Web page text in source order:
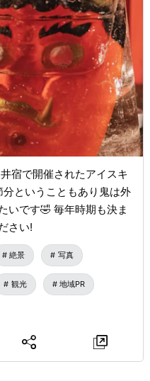
ということもあり鬼は外
いです🤣 毎年時期も決ま
さい!
絶景 写真
観光 地域PR